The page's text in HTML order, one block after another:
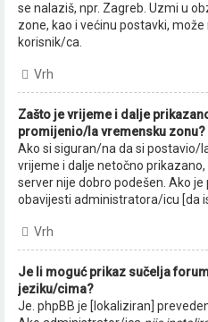
se nalaziš, npr. Zagreb. Uzmi u
zone, kao i većinu postavki,
korisnik/ca.
Vrh
Zašto je vrijeme i dalje
promijenio/la vremensku zonu?
Ako si siguran/na da si postavio/
vrijeme i dalje netočno
server nije dobro podešen. Ako
obavijesti administratora/icu [da
Vrh
Je li moguć prikaz sučelja
jeziku/cima?
Je. phpBB je [lokaliziran]